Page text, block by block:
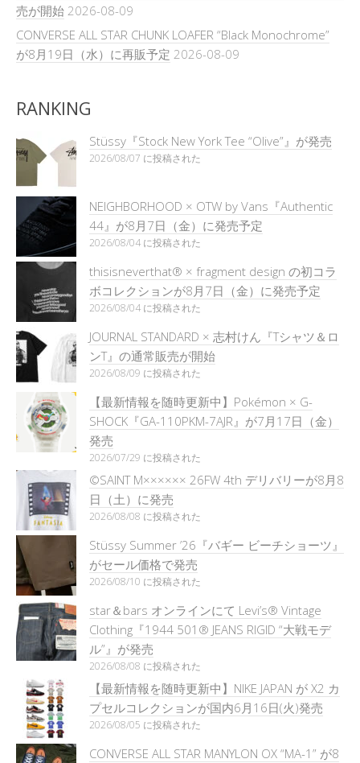
売が開始 2026-08-09
CONVERSE ALL STAR CHUNK LOAFER “Black Monochrome”
が8月19日（水）に再販予定 2026-08-09
RANKING
Stüssy『Stock New York Tee “Olive”』が発売
2026/08/07 に投稿された
NEIGHBORHOOD × OTW by Vans『Authentic
44』が8月7日（金）に発売予定
2026/08/04 に投稿された
thisisneverthat® × fragment design の初コラ
ボコレクションが8月7日（金）に発売予定
2026/08/04 に投稿された
JOURNAL STANDARD × 志村けん『Tシャツ＆ロ
ンT』の通常販売が開始
2026/08/09 に投稿された
【最新情報を随時更新中】Pokémon × G-
SHOCK『GA-110PKM-7AJR』が7月17日（金）
発売
2026/07/29 に投稿された
©SAINT M×××××× 26FW 4th デリバリーが8月8
日（土）に発売
2026/08/08 に投稿された
Stüssy Summer ’26『バギー ビーチショーツ』
がセール価格で発売
2026/08/10 に投稿された
star＆bars オンラインにて Levi’s® Vintage
Clothing『1944 501® JEANS RIGID “大戦モデ
ル”』が発売
2026/08/08 に投稿された
【最新情報を随時更新中】NIKE JAPAN が X2 カ
プセルコレクションが国内6月16日(火)発売
2026/08/05 に投稿された
CONVERSE ALL STAR MANYLON OX “MA-1” が8